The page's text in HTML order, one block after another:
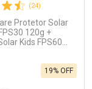
(24)
Protetor Solar
120g +
Kids FPS60
19% OFF